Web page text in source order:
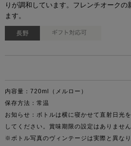
りが調和しています。フレンチオーク
ます。
内容量：720ml（メルロー）
保存方法：常温
お知らせ： ボトルは横に寝かせて直射日光
してください。賞味期限の設定はありません
※ボトル写真のヴィンテージは実際と異な